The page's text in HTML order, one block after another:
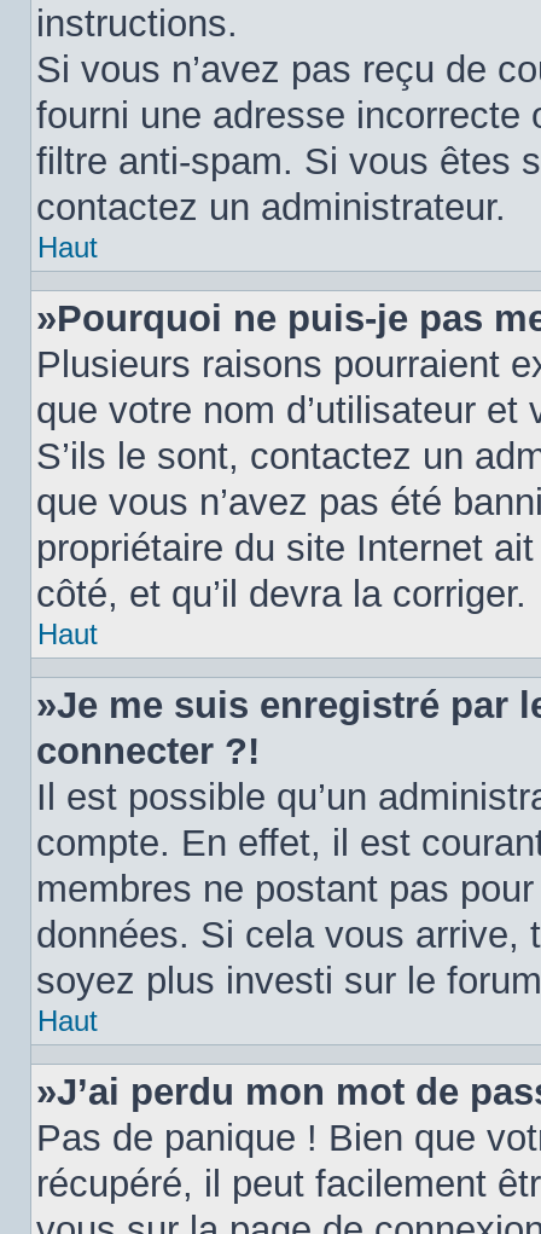
instructions.
Si vous n’avez pas reçu de
fourni une adresse incorrecte
filtre anti-spam. Si vous êtes
contactez un administrateur.
Haut
»Pourquoi ne puis-je pas
Plusieurs raisons pourraient
que votre nom d’utilisateur
S’ils le sont, contactez un
que vous n’avez pas été
propriétaire du site Internet
côté, et qu’il devra la corriger.
Haut
»Je me suis enregistré par
connecter ?!
Il est possible qu’un
compte. En effet, il est
membres ne postant pas
données. Si cela vous arrive,
soyez plus investi sur le
Haut
»J’ai perdu mon mot de
Pas de panique ! Bien que
récupéré, il peut facilement